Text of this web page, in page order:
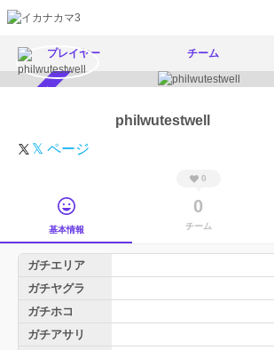
プレイヤー チーム
philwutestwell
𝕏 ページ
基本情報
0
0
チーム
ガチエリア
ガチヤグラ
ガチホコ
ガチアサリ